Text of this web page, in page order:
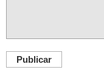
Publicar